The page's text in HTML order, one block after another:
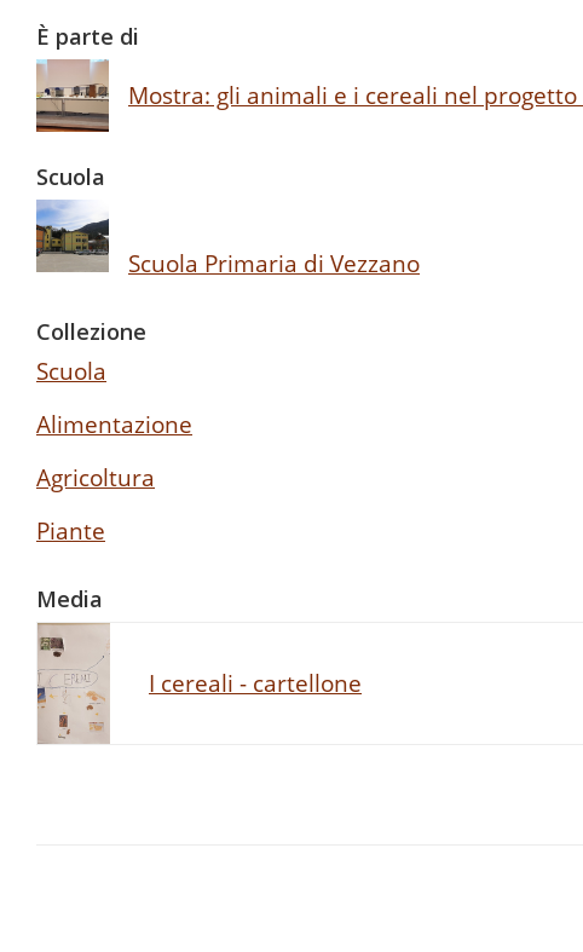
È parte di
Mostra: gli animali e i cereali nel
Scuola
Scuola Primaria di Vezzano
Collezione
Scuola
Alimentazione
Agricoltura
Piante
Media
I cereali - cartellone